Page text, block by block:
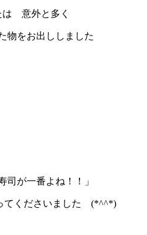
は 意外と多く
物をお出ししました
司が一番よね！！」
てくださいました (*^^*)